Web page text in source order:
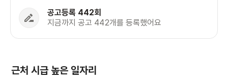
공고등록 442회
지금까지 공고 442개를 등록했어요
근처 시급 높은 일자리